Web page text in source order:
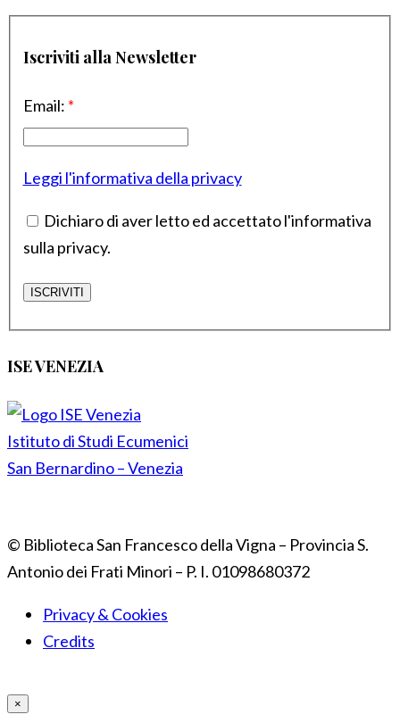
Iscriviti alla Newsletter
Email: *
Leggi l'informativa della privacy
Dichiaro di aver letto ed accettato l'informativa
sulla privacy.
ISE VENEZIA
Istituto di Studi Ecumenici
San Bernardino – Venezia
© Biblioteca San Francesco della Vigna – Provincia S.
Antonio dei Frati Minori – P. I. 01098680372
Privacy & Cookies
Credits
×